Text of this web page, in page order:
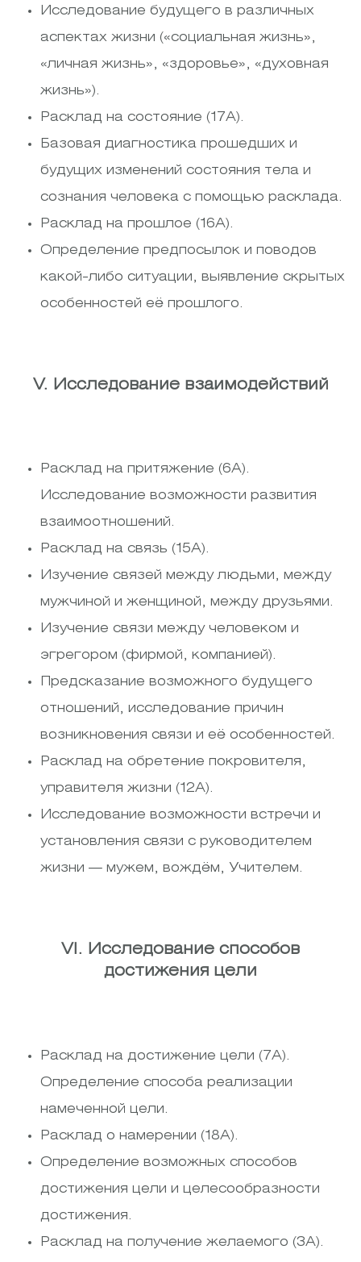
Исследование будущего в различных
аспектах жизни («социальная жизнь»,
«личная жизнь», «здоровье», «духовная
жизнь»).
Расклад на состояние (17А).
Базовая диагностика прошедших и
будущих изменений состояния тела и
сознания человека с помощью расклада.
Расклад на прошлое (16А).
Определение предпосылок и поводов
какой-либо ситуации, выявление скрытых
особенностей её прошлого.
V. Исследование взаимодействий
Расклад на притяжение (6А).
Исследование возможности развития
взаимоотношений.
Расклад на связь (15А).
Изучение связей между людьми, между
мужчиной и женщиной, между друзьями.
Изучение связи между человеком и
эгрегором (фирмой, компанией).
Предсказание возможного будущего
отношений, исследование причин
возникновения связи и её особенностей.
Расклад на обретение покровителя,
управителя жизни (12А).
Исследование возможности встречи и
установления связи с руководителем
жизни — мужем, вождём, Учителем.
VI. Исследование способов
достижения цели
Расклад на достижение цели (7А).
Определение способа реализации
намеченной цели.
Расклад о намерении (18А).
Определение возможных способов
достижения цели и целесообразности
достижения.
Расклад на получение желаемого (3А).